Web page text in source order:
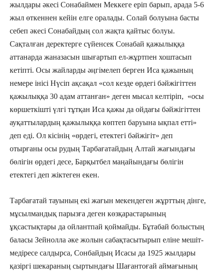
жылдары әкесі Сонабаймен Меккеге еріп барып, арада 5-6
жыл өткеннен кейін елге оралады. Солай болуына басты
себеп әкесі Сонабайдың сол жақта қайтыс болуы.
Сақталған деректерге сүйенсек Сонабай қажылыққа
аттанарда жаназасын шығартып ел-жұртпен хоштасып
кетіпті. Осы жайларды әңгімелеп берген Иса қажының
немере інісі Нүсіп ақсақал «сол кезде өрдегі бәйжігіттен
қажылыққа 30 адам аттанған» деген мысал келтіріп, «осы
көршеткішті үлгі тұтқан Иса қажы да ойдағы бәйжігіттен
ауқаттылардың қажылыққа көптеп баруына ықпал етті»
деп еді. Ол кісінің «өрдегі, етектегі бәйжігіт» деп
отырғаны осы рудың Тарбағатайдың Алтай жағындағы
бөлігін өрдегі десе, Барқытбел маңайындағы бөлігін
етектегі деп жіктеген екен.
Тарбағатай тауының екі жағын мекендеген жұрттың дінге,
мұсылмандық парызға деген көзқарастарының
ұқсастықтары да ойлантпай қоймайды. Бұтабай болыстың
баласы Зейнолла әке жолын сабақтасытырып еліне мешіт-
медіресе салдырса, Сонбайдың Исасы да 1925 жылдары
қазіргі шекараның сыртындағы Шағантоғай аймағының